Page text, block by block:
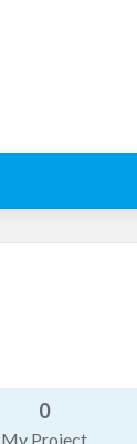
0
My Project